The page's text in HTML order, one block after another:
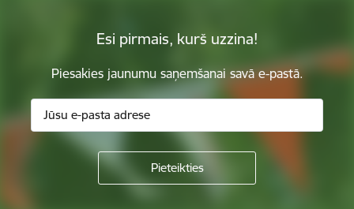
Esi pirmais, kurš uzzina!
Piesakies jaunumu saņemšanai savā e-pastā.